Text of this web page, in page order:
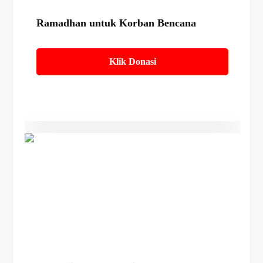
Ramadhan untuk Korban Bencana
Klik Donasi